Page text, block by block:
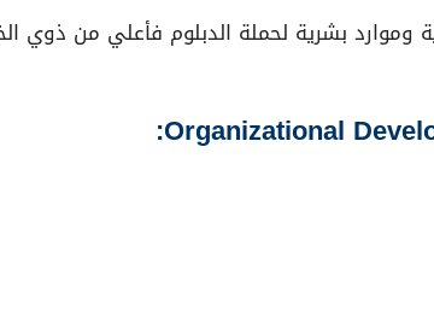
وموارد بشرية لحملة الدبلوم فأعلي من